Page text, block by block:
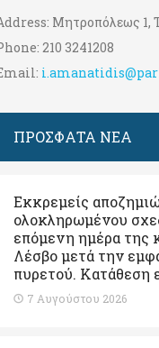
Μητροπόλεως 1,
210 3241208
ΠΡΟΣΦΑΤΑ ΝΕΑ
Εκκρεμείς
ολοκληρωμένου
επόμενη ημέρα της
Λέσβο μετά την
πυρετού. Kατάθεση
7 Αυγούστου 2026